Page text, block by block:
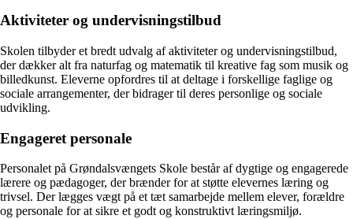
Aktiviteter og undervisningstilbud
Skolen tilbyder et bredt udvalg af aktiviteter og undervisningstilbud,
der dækker alt fra naturfag og matematik til kreative fag som musik og
billedkunst. Eleverne opfordres til at deltage i forskellige faglige og
sociale arrangementer, der bidrager til deres personlige og sociale
udvikling.
Engageret personale
Personalet på Grøndalsvængets Skole består af dygtige og engagerede
lærere og pædagoger, der brænder for at støtte elevernes læring og
trivsel. Der lægges vægt på et tæt samarbejde mellem elever, forældre
og personale for at sikre et godt og konstruktivt læringsmiljø.